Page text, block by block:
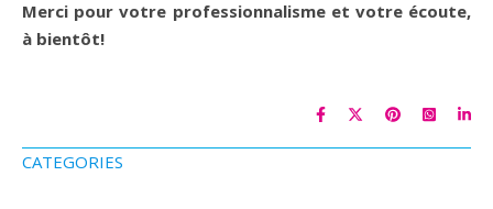
Merci pour votre professionnalisme et votre écoute,
à bientôt!
CATEGORIES